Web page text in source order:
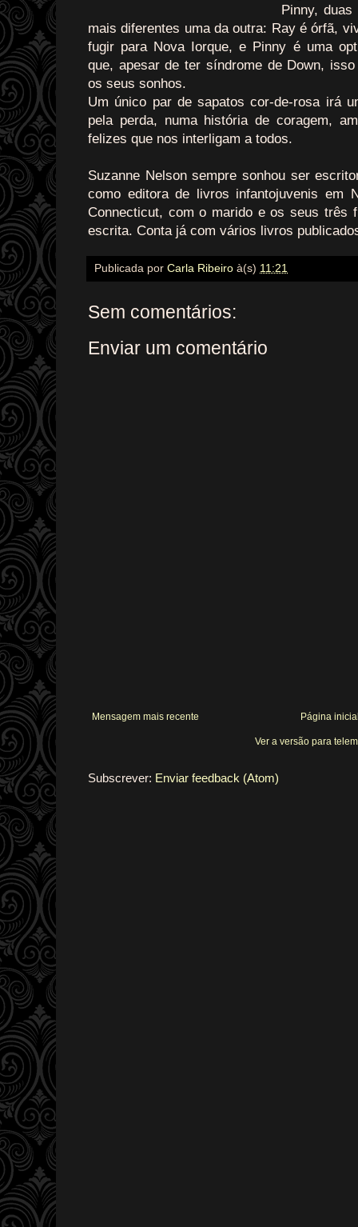
Pinny,
mais diferentes uma da outra: Ray é órfã,
fugir para Nova Iorque, e Pinny é uma
que, apesar de ter síndrome de Down,
os seus sonhos.
Um único par de sapatos cor-de-rosa irá
pela perda, numa história de coragem,
felizes que nos interligam a todos.
Suzanne Nelson sempre sonhou ser
como editora de livros infantojuvenis em
Connecticut, com o marido e os seus três
escrita. Conta já com vários livros
Publicada por Carla Ribeiro à(s) 11:21
Sem comentários:
Enviar um comentário
Mensagem mais recente Página
Ver a versão para
Subscrever: Enviar feedback (Atom)